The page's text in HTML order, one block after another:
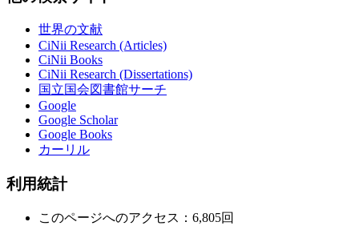
世界の文献
CiNii Research (Articles)
CiNii Books
CiNii Research (Dissertations)
国立国会図書館サーチ
Google
Google Scholar
Google Books
カーリル
利用統計
このページへのアクセス：6,805回